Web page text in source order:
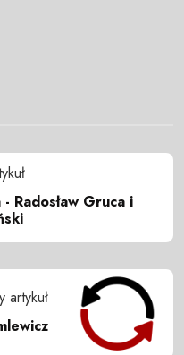
Radosław Gruca i
artykuł